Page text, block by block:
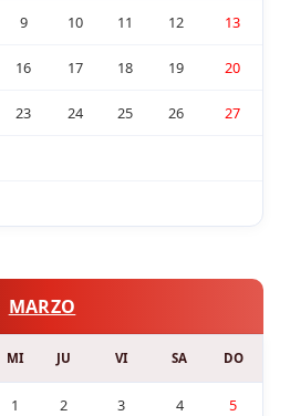
9 10 11 12 13
16 17 18 19 20
23 24 25 26 27
MARZO
MI JU VI SA DO
1 2 3 4 5